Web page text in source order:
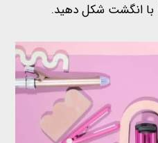
با انگشت شکل دهید.